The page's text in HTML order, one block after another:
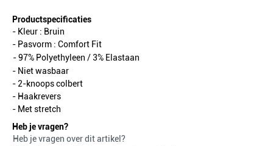
Productspecificaties
- Kleur : Bruin
- Pasvorm : Comfort Fit
- 97% Polyethyleen / 3% Elastaan
- Niet wasbaar
- 2-knoops colbert
- Haakrevers
- Met stretch
Heb je vragen?
Heb je vragen over dit artikel?